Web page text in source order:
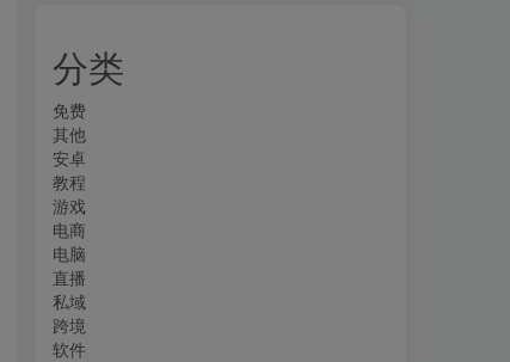
分类
免费
其他
安卓
教程
游戏
电商
电脑
直播
私域
跨境
软件